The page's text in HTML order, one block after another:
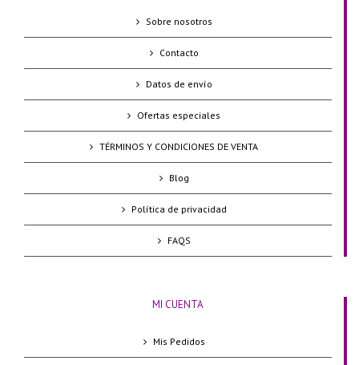
Sobre nosotros
Contacto
Datos de envío
Ofertas especiales
TÉRMINOS Y CONDICIONES DE VENTA
Blog
Política de privacidad
FAQS
MI CUENTA
Mis Pedidos